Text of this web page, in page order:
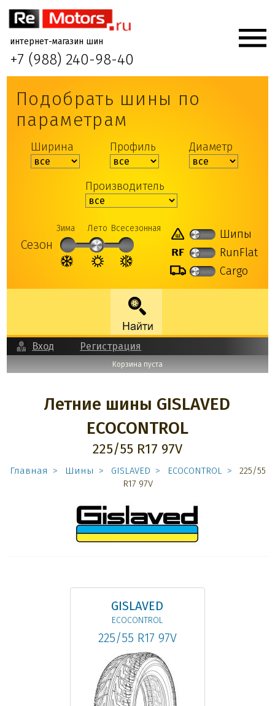
интернет-магазин шин
+7 (988) 240-98-40
Подобрать шины по
параметрам
Ширина Профиль Диаметр
Производитель
Сезон
Зима Лето Всесезонная
Шипы
RunFlat
Cargo
Вход Регистрация
Корзина пуста
Летние шины GISLAVED
ECOCONTROL
225/55 R17 97V
Главная Шины GISLAVED ECOCONTROL
225/55
R17 97V
GISLAVED
ECOCONTROL
225/55 R17 97V